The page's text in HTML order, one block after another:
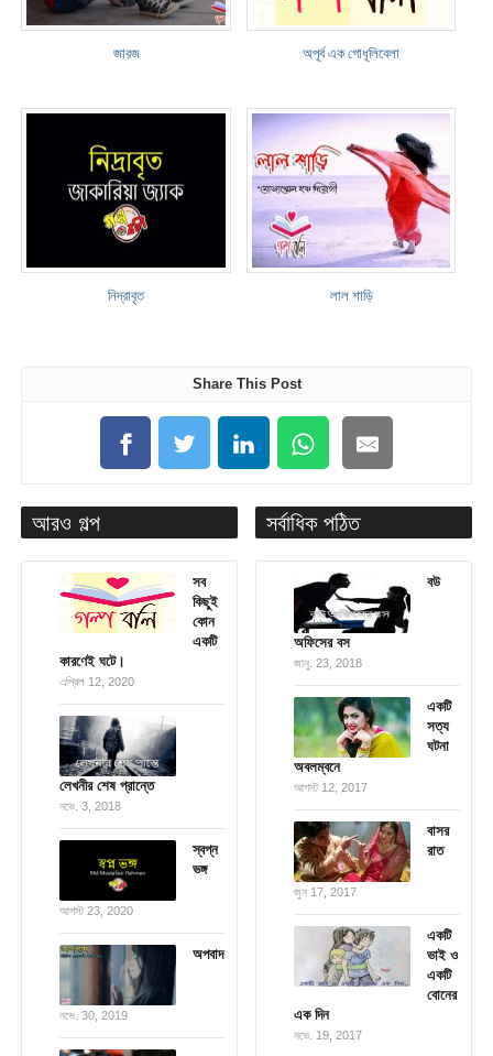
জারজ অপূর্ব এক গোধূলিবেলা
নিদ্রাবৃত লাল শাড়ি
Share This Post
আরও গল্প
সব
কিছুই
কোন
একটি
কারণেই ঘটে।
এপ্রিল 12, 2020
লেখনীর শেষ প্রান্তে
নভে. 3, 2018
স্বপ্ন
ভঙ্গ
আগস্ট 23, 2020
অপবাদ
নভে. 30, 2019
সর্বাধিক পঠিত
বউ
অফিসের বস
জানু. 23, 2018
একটি
সত্য
ঘটনা
অবলম্বনে
আগস্ট 12, 2017
বাসর
রাত
জুন 17, 2017
একটি
ভাই ও
একটি
বোনের
এক দিন
নভে. 19, 2017